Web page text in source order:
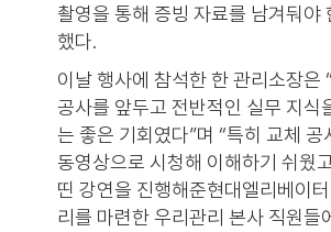
촬영을 통해 증빙 자료를 남겨둬야
했다.
이날 행사에 참석한 한 관리소장은
공사를 앞두고 전반적인 실무 지식
는 좋은 기회였다”며 “특히 교체 공
동영상으로 시청해 이해하기 쉬웠
띤 강연을 진행해준현대엘리베이
리를 마련한 우리관리 본사 직원들